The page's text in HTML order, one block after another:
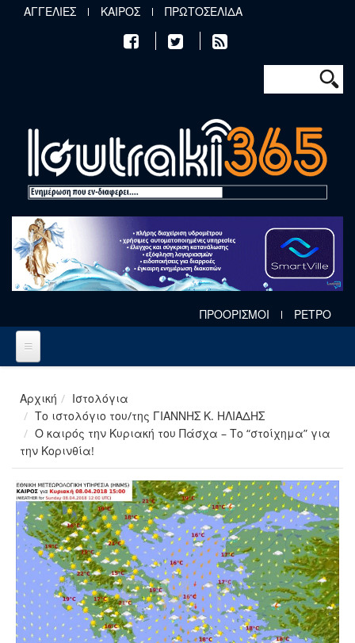
Παράκαμψη προς το κυρίως περιεχόμενο
ΑΓΓΕΛΙΕΣ ΚΑΙΡΟΣ ΠΡΩΤΟΣΕΛΙΔΑ
Φόρμα
Αναζήτηση
ΠΡΟΟΡΙΣΜΟΙ ΡΕΤΡΟ
Αρχική
Ιστολόγια
Το ιστολόγιο του/της ΓΙΑΝΝΗΣ Κ. ΗΛΙΑΔΗΣ
Ο καιρός την Κυριακή του Πάσχα – Το “στοίχημα” για
την Κορινθία!